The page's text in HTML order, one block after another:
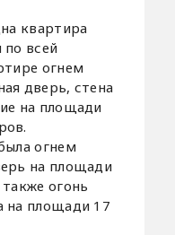
квартира
всей
огнем
дверь, стена
на площади
огнем
на площади
огонь
на площади 17